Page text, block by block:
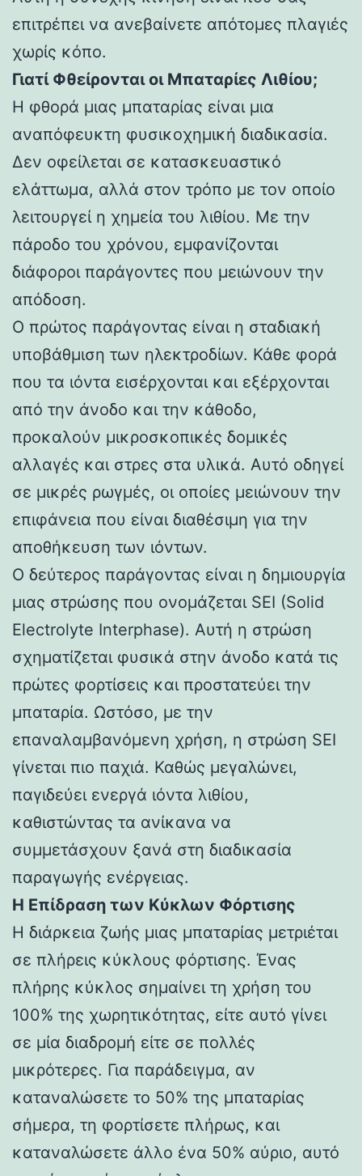
επιτρέπει να ανεβαίνετε απότομες πλαγιές
χωρίς κόπο.
Γιατί Φθείρονται οι Μπαταρίες Λιθίου;
Η φθορά μιας μπαταρίας είναι μια
αναπόφευκτη φυσικοχημική διαδικασία.
Δεν οφείλεται σε κατασκευαστικό
ελάττωμα, αλλά στον τρόπο με τον οποίο
λειτουργεί η χημεία του λιθίου. Με την
πάροδο του χρόνου, εμφανίζονται
διάφοροι παράγοντες που μειώνουν την
απόδοση.
Ο πρώτος παράγοντας είναι η σταδιακή
υποβάθμιση των ηλεκτροδίων. Κάθε φορά
που τα ιόντα εισέρχονται και εξέρχονται
από την άνοδο και την κάθοδο,
προκαλούν μικροσκοπικές δομικές
αλλαγές και στρες στα υλικά. Αυτό οδηγεί
σε μικρές ρωγμές, οι οποίες μειώνουν την
επιφάνεια που είναι διαθέσιμη για την
αποθήκευση των ιόντων.
Ο δεύτερος παράγοντας είναι η δημιουργία
μιας στρώσης που ονομάζεται SEI (Solid
Electrolyte Interphase). Αυτή η στρώση
σχηματίζεται φυσικά στην άνοδο κατά τις
πρώτες φορτίσεις και προστατεύει την
μπαταρία. Ωστόσο, με την
επαναλαμβανόμενη χρήση, η στρώση SEI
γίνεται πιο παχιά. Καθώς μεγαλώνει,
παγιδεύει ενεργά ιόντα λιθίου,
καθιστώντας τα ανίκανα να
συμμετάσχουν ξανά στη διαδικασία
παραγωγής ενέργειας.
Η Επίδραση των Κύκλων Φόρτισης
Η διάρκεια ζωής μιας μπαταρίας μετριέται
σε πλήρεις κύκλους φόρτισης. Ένας
πλήρης κύκλος σημαίνει τη χρήση του
100% της χωρητικότητας, είτε αυτό γίνει
σε μία διαδρομή είτε σε πολλές
μικρότερες. Για παράδειγμα, αν
καταναλώσετε το 50% της μπαταρίας
σήμερα, τη φορτίσετε πλήρως, και
καταναλώσετε άλλο ένα 50% αύριο, αυτό